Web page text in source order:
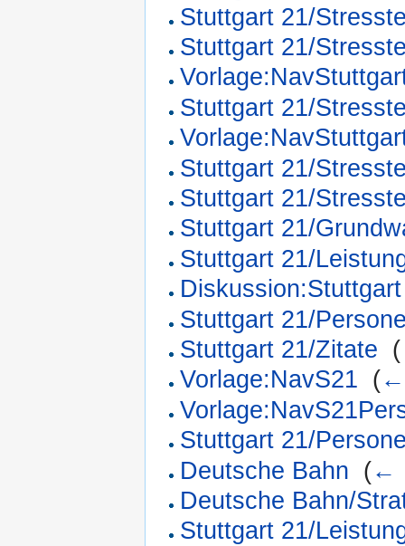
Stuttgart 21/
Stuttgart 21/
Stuttgart 21/
Stuttgart 21/
Stuttgart 21/
Stuttgart 21/
Stuttgart 21/
Stuttgart 21/
Stuttgart 21/Zitate (
Vorlage:NavS21 (←
Stuttgart 21/
Deutsche Bahn (←
Deutsche Bahn/
Stuttgart 21/